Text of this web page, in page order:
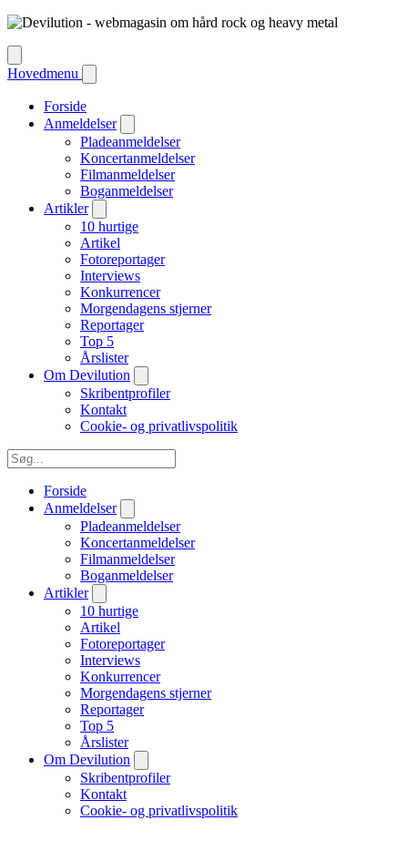
Hovedmenu
Forside
Anmeldelser
Pladeanmeldelser
Koncertanmeldelser
Filmanmeldelser
Boganmeldelser
Artikler
10 hurtige
Artikel
Fotoreportager
Interviews
Konkurrencer
Morgendagens stjerner
Reportager
Top 5
Årslister
Om Devilution
Skribentprofiler
Kontakt
Cookie- og privatlivspolitik
Forside
Anmeldelser
Pladeanmeldelser
Koncertanmeldelser
Filmanmeldelser
Boganmeldelser
Artikler
10 hurtige
Artikel
Fotoreportager
Interviews
Konkurrencer
Morgendagens stjerner
Reportager
Top 5
Årslister
Om Devilution
Skribentprofiler
Kontakt
Cookie- og privatlivspolitik